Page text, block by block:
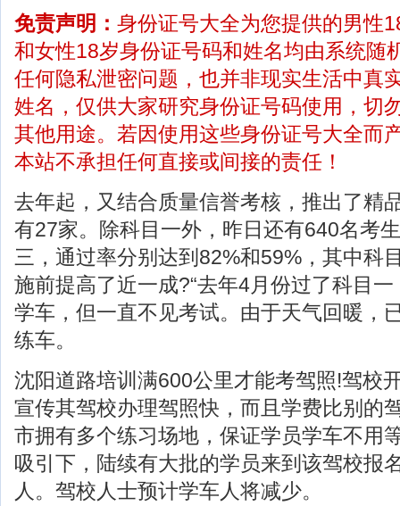
免责声明： 身份证号大全为您提供的男性
和女性18岁身份证号码和姓名均由系统随
任何隐私泄密问题，也并非现实生活中真
姓名，仅供大家研究身份证号码使用，切
其他用途。若因使用这些身份证号大全而
本站不承担任何直接或间接的责任！
去年起，又结合质量信誉考核，推出了精
有27家。除科目一外，昨日还有640名考
三，通过率分别达到82%和59%，其中科
施前提高了近一成?“去年4月份过了科目
学车，但一直不见考试。由于天气回暖，
练车。
沈阳道路培训满600公里才能考驾照!驾校
宣传其驾校办理驾照快，而且学费比别的
市拥有多个练习场地，保证学员学车不用
吸引下，陆续有大批的学员来到该驾校报
人。驾校人士预计学车人将减少。